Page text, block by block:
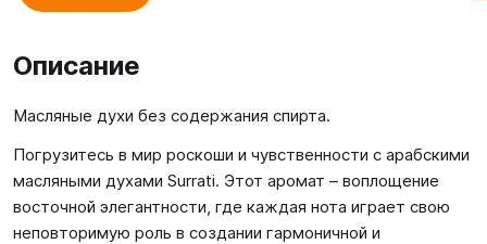
Описание
Масляные духи без содержания спирта.
Погрузитесь в мир роскоши и чувственности с арабскими
масляными духами Surrati. Этот аромат – воплощение
восточной элегантности, где каждая нота играет свою
неповторимую роль в создании гармоничной и